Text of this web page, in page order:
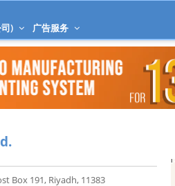
) 广告服务
Box 191, Riyadh, 11383